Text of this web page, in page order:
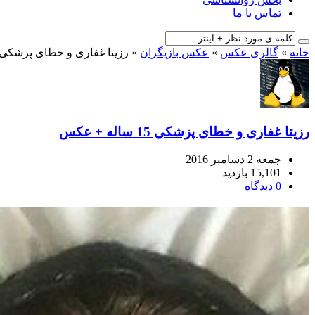
تماس با ما
خانه » گالری عکس » عکس بازیگران » رزیتا غفاری و خطای پزشکی 15 ساله +
رزیتا غفاری و خطای پزشکی 15 ساله + عکس
جمعه 2 دسامبر 2016
15,101 بازدید
0 دیدگاه